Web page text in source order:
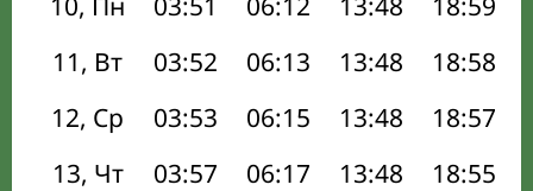
11, Вт
03:52 06:13 13:48 18:58
12, Ср
03:53 06:15 13:48 18:57
13, Чт
03:57 06:17 13:48 18:55